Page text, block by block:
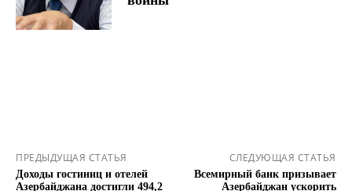
ПРЕДЫДУЩАЯ СТАТЬЯ
Доходы гостиниц и отелей
Азербайджана достигли 494,2
СЛЕДУЮЩАЯ СТАТЬЯ
Всемирный банк призывает
Азербайджан ускорить